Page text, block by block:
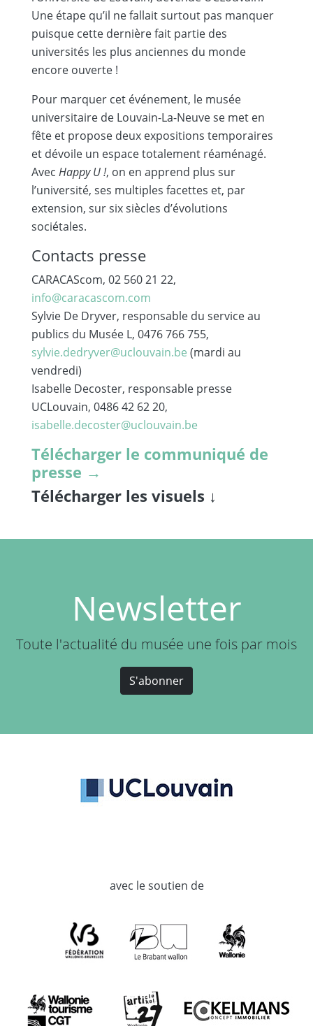
Une étape qu’il ne fallait surtout pas manquer
puisque cette dernière fait partie des
universités les plus anciennes du monde
encore ouverte !
Pour marquer cet événement, le musée
universitaire de Louvain-La-Neuve se met en
fête et propose deux expositions temporaires
et dévoile un espace totalement réaménagé.
Avec Happy U !, on en apprend plus sur
l’université, ses multiples facettes et, par
extension, sur six siècles d’évolutions
sociétales.
Contacts presse
CARACAScom, 02 560 21 22,
info@caracascom.com
Sylvie De Dryver, responsable du service au
publics du Musée L, 0476 766 755,
sylvie.dedryver@uclouvain.be (mardi au
vendredi)
Isabelle Decoster, responsable presse
UCLouvain, 0486 42 62 20,
isabelle.decoster@uclouvain.be
Télécharger le communiqué de
presse →
Télécharger les visuels ↓
Newsletter
Toute l'actualité du musée une fois par mois
S'abonner
avec le soutien de